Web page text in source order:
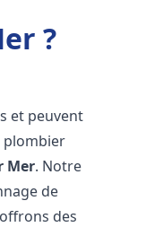
?
et peuvent
plombier
Mer. Notre
de
des